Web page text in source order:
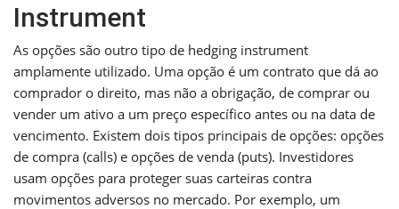
Instrument
As opções são outro tipo de hedging instrument
amplamente utilizado. Uma opção é um contrato que dá ao
comprador o direito, mas não a obrigação, de comprar ou
vender um ativo a um preço específico antes ou na data de
vencimento. Existem dois tipos principais de opções: opções
de compra (calls) e opções de venda (puts). Investidores
usam opções para proteger suas carteiras contra
movimentos adversos no mercado. Por exemplo, um